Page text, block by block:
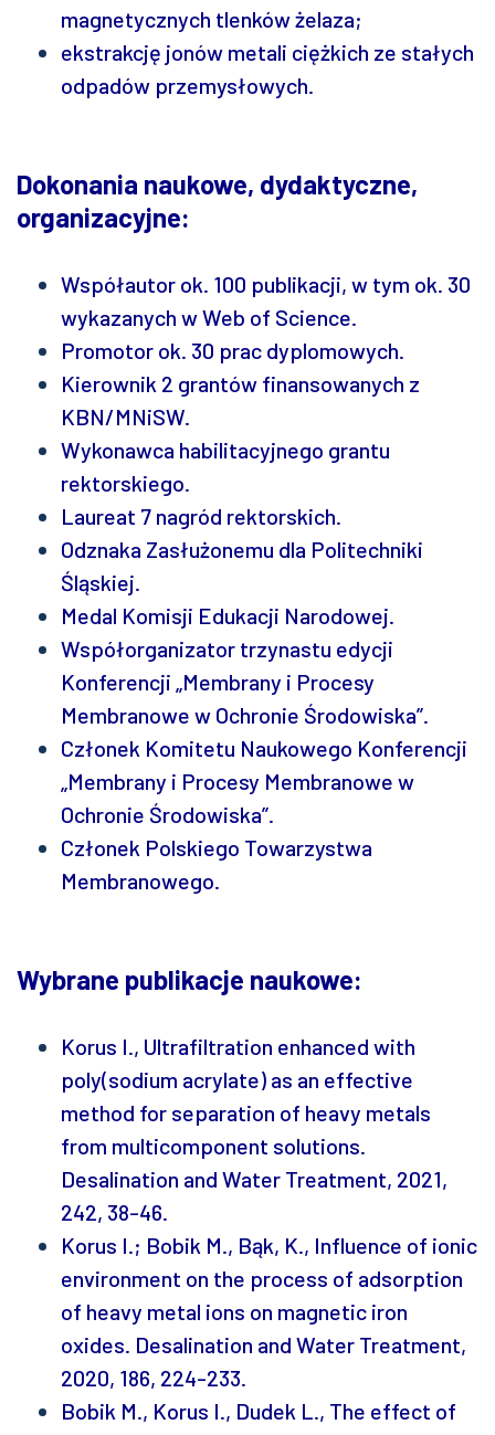
magnetycznych tlenków żelaza;
ekstrakcję jonów metali ciężkich ze stałych
odpadów przemysłowych.
Dokonania naukowe, dydaktyczne,
organizacyjne:
Współautor ok. 100 publikacji, w tym ok. 30
wykazanych w Web of Science.
Promotor ok. 30 prac dyplomowych.
Kierownik 2 grantów finansowanych z
KBN/MNiSW.
Wykonawca habilitacyjnego grantu
rektorskiego.
Laureat 7 nagród rektorskich.
Odznaka Zasłużonemu dla Politechniki
Śląskiej.
Medal Komisji Edukacji Narodowej.
Współorganizator trzynastu edycji
Konferencji „Membrany i Procesy
Membranowe w Ochronie Środowiska”.
Członek Komitetu Naukowego Konferencji
„Membrany i Procesy Membranowe w
Ochronie Środowiska”.
Członek Polskiego Towarzystwa
Membranowego.
Wybrane publikacje naukowe:
Korus I., Ultrafiltration enhanced with
poly(sodium acrylate) as an effective
method for separation of heavy metals
from multicomponent solutions.
Desalination and Water Treatment, 2021,
242, 38-46.
Korus I.; Bobik M., Bąk, K., Influence of ionic
environment on the process of adsorption
of heavy metal ions on magnetic iron
oxides. Desalination and Water Treatment,
2020, 186, 224-233.
Bobik M., Korus I., Dudek L., The effect of